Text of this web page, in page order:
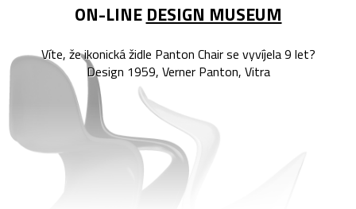
ON-LINE DESIGN MUSEUM
Víte, že ikonická židle Panton Chair se vyvíjela 9 let?
Design 1959, Verner Panton, Vitra